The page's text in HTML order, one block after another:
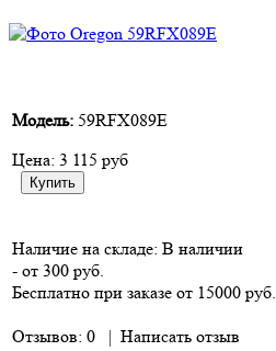
Модель: 59RFX089E
Цена: 3 115 руб
Наличие на складе: В наличии
- от 300 руб.
Бесплатно при заказе от 15000 руб.
Отзывов: 0 | Написать отзыв